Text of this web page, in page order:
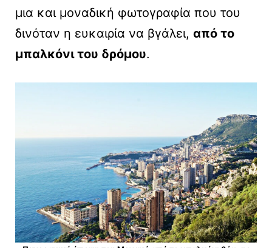
μια και μοναδική φωτογραφία που του
δινόταν η ευκαιρία να βγάλει, από το
μπαλκόνι του δρόμου.